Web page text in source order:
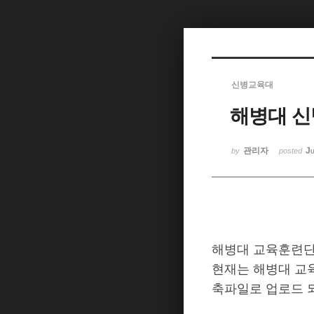
신병교육대
해병대
by 관리자 posted
해병대 교육훈련
현재는 해병대 교
축파일로 업로드
Sketchbook5, 스케치북5
Sketchbook5, 스케치북5